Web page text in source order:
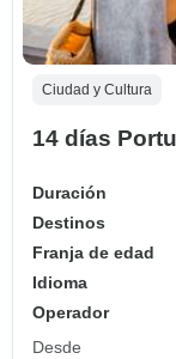
Ciudad y Cultura
14 días
Duración
Destinos
Franja de edad
Idioma
Operador
Desde